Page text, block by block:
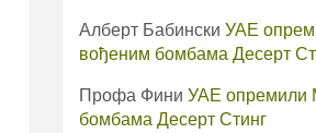
Алберт Бабински УАЕ
вођеним бомбама Десерт
Профа Фини УАЕ опремили
бомбама Десерт Стинг